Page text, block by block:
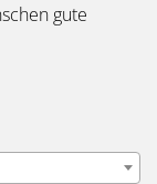
gute